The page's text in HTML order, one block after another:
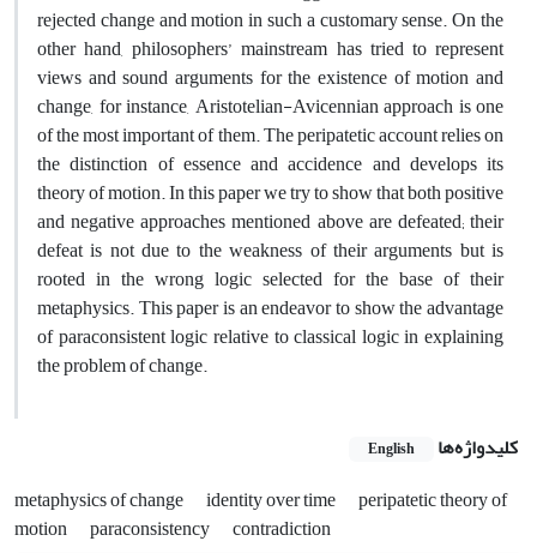
rejected change and motion in such a customary sense. On the
other hand, philosophers’ mainstream has tried to represent
views and sound arguments for the existence of motion and
change, for instance, Aristotelian-Avicennian approach is one
of the most important of them. The peripatetic account relies on
the distinction of essence and accidence and develops its
theory of motion. In this paper we try to show that both positive
and negative approaches mentioned above are defeated; their
defeat is not due to the weakness of their arguments but is
rooted in the wrong logic selected for the base of their
metaphysics. This paper is an endeavor to show the advantage
of paraconsistent logic relative to classical logic in explaining
the problem of change.
کلیدواژه‌ها English
metaphysics of change identity over time
peripatetic theory of
motion
paraconsistency
contradiction